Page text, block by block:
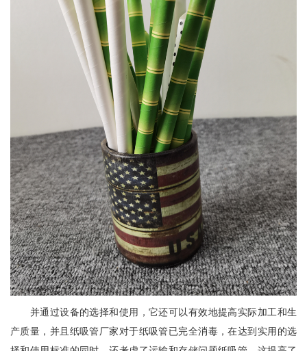
并通过设备的选择和使用，它还可以有效地提高实际加工和生
产质量，并且纸吸管厂家对于纸吸管已完全消毒，在达到实用的选